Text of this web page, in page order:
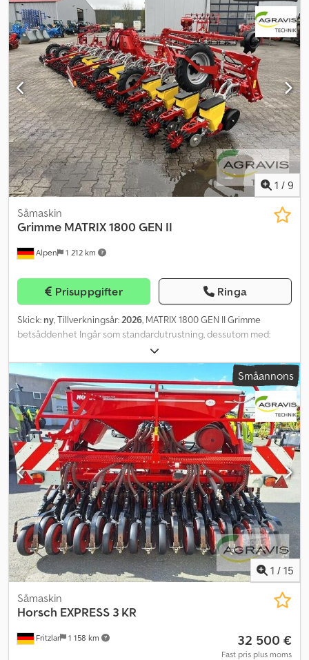
1 / 9
Alpen 1 212 km
Såmaskin
Grimme MATRIX 1800 GEN II
Prisuppgifter Ringa
Skick: ny, Tillverkningsår:2026, MATRIX 1800 GEN II Grimme
betsåddenhet Ingår som standardutrustning, dessutom med:
Spåruppluckrare, harv Radavstånd 45 cm, 18 rader
Multsåddaggregat Fingertyp tryckrulle Tallriksutjämnare
Mekaniskt fyrfaldigt tryckstöd, upp till 90 kg per såenhet
Ytterligare tryckinställning för traktorspår, upp till 120 kg
Cedpfxjyt Tdhj Ap Ioha Fjäderbelastat tryckstöd för packrulle,
tredubbelt förstärkt Sockerbetskit, cellhjul, täckring, utkastarstift
Såbill med sidor av Hardox, slitstarka hårdmetallsplattor på
undersidan av såbillen Belysning med varningsskyltar Section
Control Automatisk körspårsomkoppling Variabelt planterings-
och såavstånd vid körspår Infästning med lägre länkaxel KAT. 3
Småannons
1 / 15
Fritzlar 1 158 km
Såmaskin
Horsch EXPRESS 3 KR
32 500 €
Fast pris plus moms